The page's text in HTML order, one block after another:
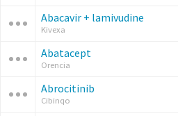
Abacavir + lamivudine
Kivexa
Abatacept
Orencia
Abrocitinib
Cibinqo